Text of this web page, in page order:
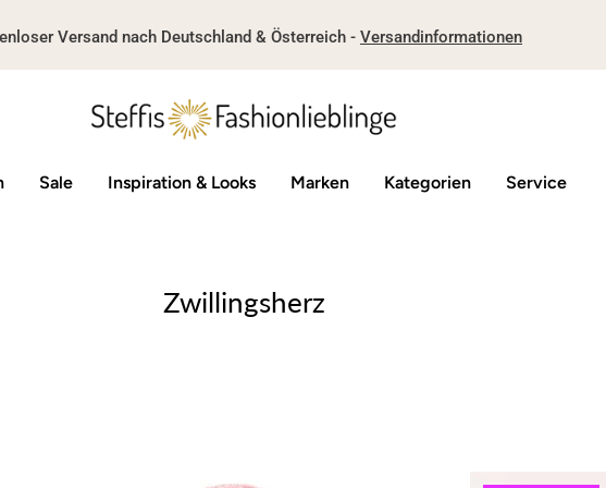
Versand nach Deutschland & Österreich - Versandinformationen
Sale Inspiration & Looks Marken Kategorien Service
Zwillingsherz